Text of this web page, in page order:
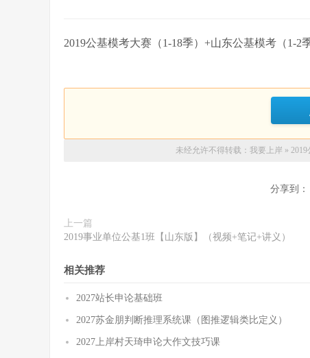
2019公基模考大赛（1-18季）+山东公基模考（1-2季
未经允许不得转载： 我要上岸 » 2019
分享到：
上一篇
2019事业单位公基1班【山东版】（视频+笔记+讲义）
相关推荐
2027站长申论基础班
2027苏金朋判断推理系统课（图推逻辑类比定义）
2027上岸村天琦申论大作文技巧课